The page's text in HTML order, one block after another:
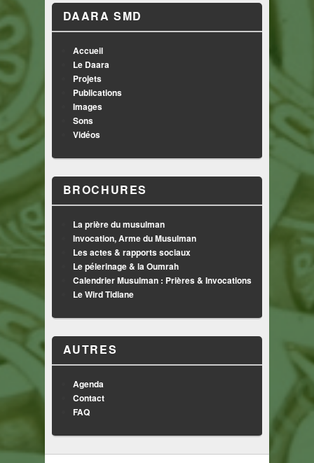
DAARA SMD
Accueil
Le Daara
Projets
Publications
Images
Sons
Vidéos
BROCHURES
La prière du musulman
Invocation, Arme du Musulman
Les actes & rapports sociaux
Le pélerinage & la Oumrah
Calendrier Musulman : Prières & Invocations
Le Wird Tidiane
AUTRES
Agenda
Contact
FAQ